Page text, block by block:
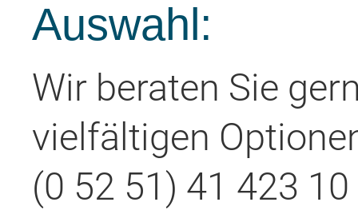
Auswahl:
Wir beraten Sie
vielfältigen
(0 52 51) 41 423